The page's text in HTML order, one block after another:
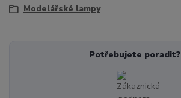
Modelářské lampy
Potřebujete poradit?